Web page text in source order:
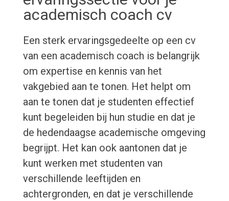
academisch coach cv
Een sterk ervaringsgedeelte op een cv
van een academisch coach is belangrijk
om expertise en kennis van het
vakgebied aan te tonen. Het helpt om
aan te tonen dat je studenten effectief
kunt begeleiden bij hun studie en dat je
de hedendaagse academische omgeving
begrijpt. Het kan ook aantonen dat je
kunt werken met studenten van
verschillende leeftijden en
achtergronden, en dat je verschillende